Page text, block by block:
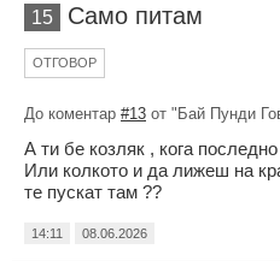
15 Само питам
ОТГОВОР
До коментар #13 от "Бай Пунди
А ти бе козляк , кога
Или колкото и да лижеш на
те пускат там ??
14:11 08.06.2026